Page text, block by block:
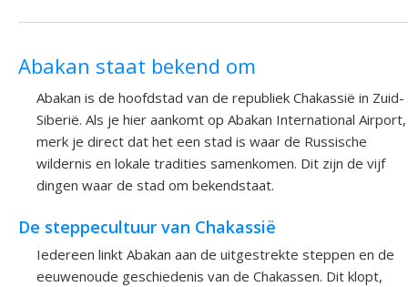
Abakan staat bekend om
Abakan is de hoofdstad van de republiek Chakassië in Zuid-
Siberië. Als je hier aankomt op Abakan International Airport,
merk je direct dat het een stad is waar de Russische
wildernis en lokale tradities samenkomen. Dit zijn de vijf
dingen waar de stad om bekendstaat.
De steppecultuur van Chakassië
Iedereen linkt Abakan aan de uitgestrekte steppen en de
eeuwenoude geschiedenis van de Chakassen. Dit klopt,